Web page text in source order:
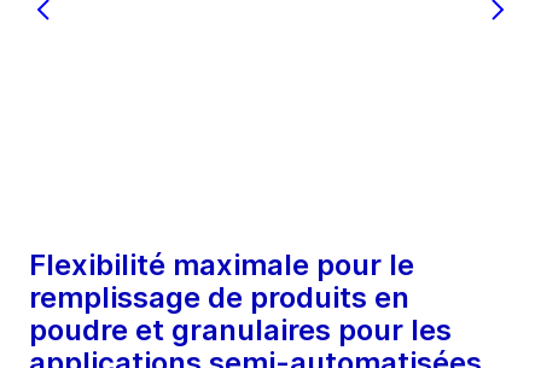
Flexibilité maximale pour le
remplissage de produits en
poudre et granulaires pour les